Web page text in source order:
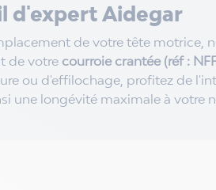
d'expert Aidegar
de votre tête motrice,
de votre courroie crantée (réf :
ou d'effilochage, profitez de
une longévité maximale à votre